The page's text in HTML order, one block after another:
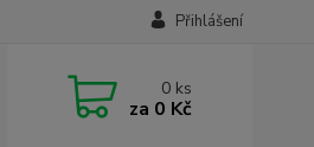
Přihlášení
0 ks
za 0 Kč